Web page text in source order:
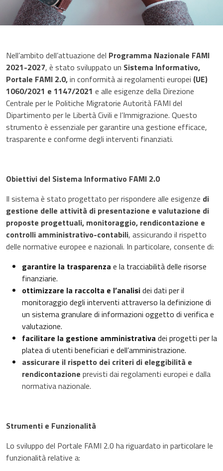
Nell’ambito dell’attuazione del Programma Nazionale FAMI
2021-2027, è stato sviluppato un Sistema Informativo,
Portale FAMI 2.0,in conformità ai regolamenti europei (UE)
1060/2021 e 1147/2021 e alle esigenze della Direzione
Centrale per le Politiche Migratorie Autorità FAMI del
Dipartimento per le Libertà Civili e l’Immigrazione. Questo
strumento è essenziale per garantire una gestione efficace,
trasparente e conforme degli interventi finanziati.
Obiettivi del Sistema Informativo FAMI 2.0
Il sistema è stato progettato per rispondere alle esigenze di
gestione delle attività di presentazione e valutazione di
proposte progettuali, monitoraggio, rendicontazione e
controlli amministrativo-contabili, assicurando il rispetto
delle normative europee e nazionali. In particolare, consente di:
garantire la trasparenza e la tracciabilità delle risorse
finanziarie.
ottimizzare la raccolta e l’analisidei dati per il
monitoraggio degli interventi attraverso la definizione di
un sistema granulare di informazioni oggetto di verifica e
valutazione.
facilitare la gestione amministrativa dei progetti per la
platea di utenti beneficiari e dell’amministrazione.
assicurare il rispetto dei criteri di eleggibilità e
rendicontazione previsti dai regolamenti europei e dalla
normativa nazionale.
Strumenti e Funzionalità
Lo sviluppo del Portale FAMI 2.0 ha riguardato in particolare le
funzionalità relative a: